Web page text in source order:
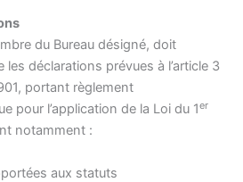
du Bureau désigné, doit
les déclarations prévues à l’article 3
portant règlement
pour l’application de la Loi du 1er
notamment :
aux statuts